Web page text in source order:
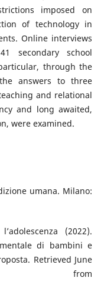
imposed on
of technology in
Online interviews
secondary school
through the
answers to three
and relational
and long awaited,
were examined.
umana. Milano:
(2022).
di bambini e
Retrieved June
from